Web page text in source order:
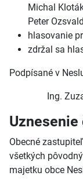
Michal
Peter
hlasovanie
zdržal sa
Podpísané v
Ing.
Obecné
všetkých
majetku obce